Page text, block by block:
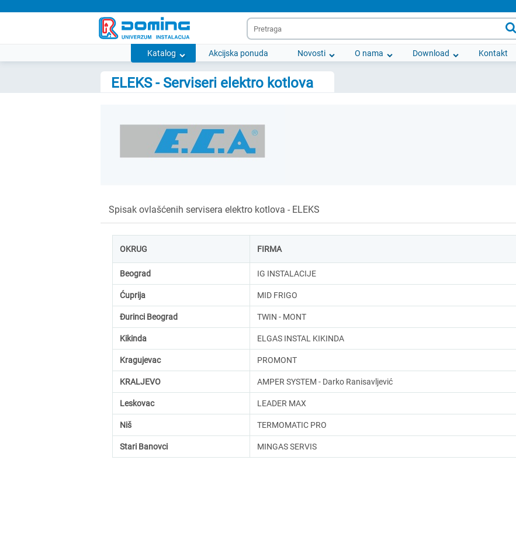
Katalog Akcijska ponuda Novosti O nama Download Kontakt

ELEKS - Serviseri elektro kotlova
Spisak ovlašćenih servisera elektro kotlova - ELEKS
OKRUG FIRMA
Beograd IG INSTALACIJE
Ćuprija MID FRIGO
Đurinci Beograd TWIN - MONT
Kikinda ELGAS INSTAL KIKINDA
Kragujevac PROMONT
KRALJEVO AMPER SYSTEM - Darko Ranisavljević
Leskovac LEADER MAX
Niš TERMOMATIC PRO
Stari Banovci MINGAS SERVIS